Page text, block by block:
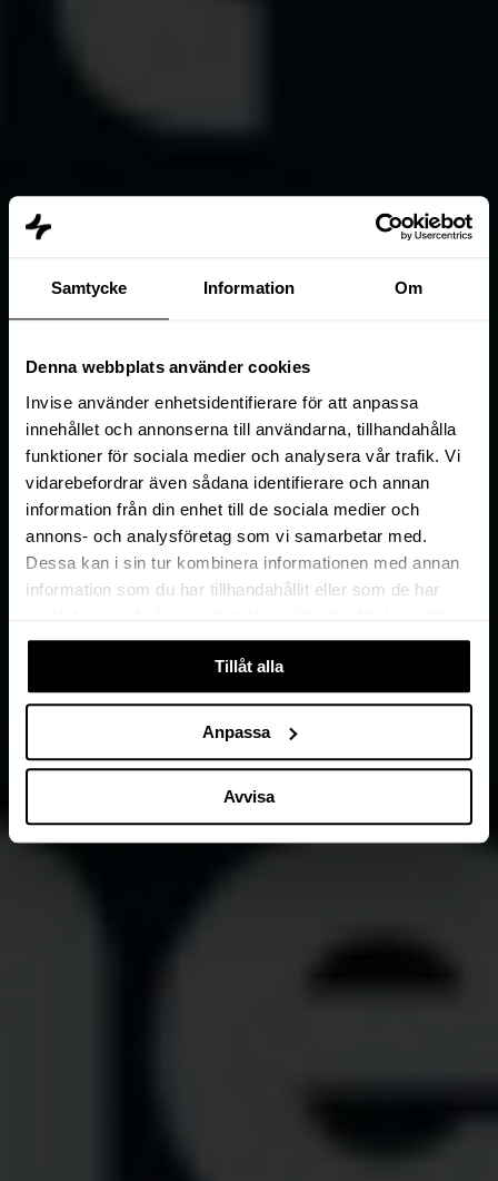
Samtycke Information Om
Denna webbplats använder cookies
Invise använder enhetsidentifierare för att anpassa
innehållet och annonserna till användarna, tillhandahålla
funktioner för sociala medier och analysera vår trafik. Vi
vidarebefordrar även sådana identifierare och annan
information från din enhet till de sociala medier och
annons- och analysföretag som vi samarbetar med.
Dessa kan i sin tur kombinera informationen med annan
information som du har tillhandahållit eller som de har
att klicka på “information” för att välja och justera vilka
cookies som ska sättas. Läs vår
cookies, deras funktion, varför vi använder dem och hur
Tillåt alla
Anpassa
Avvisa